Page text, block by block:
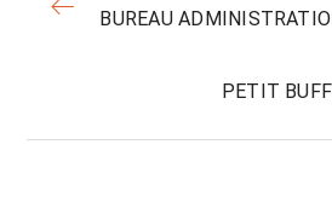
BUREAU
PETIT